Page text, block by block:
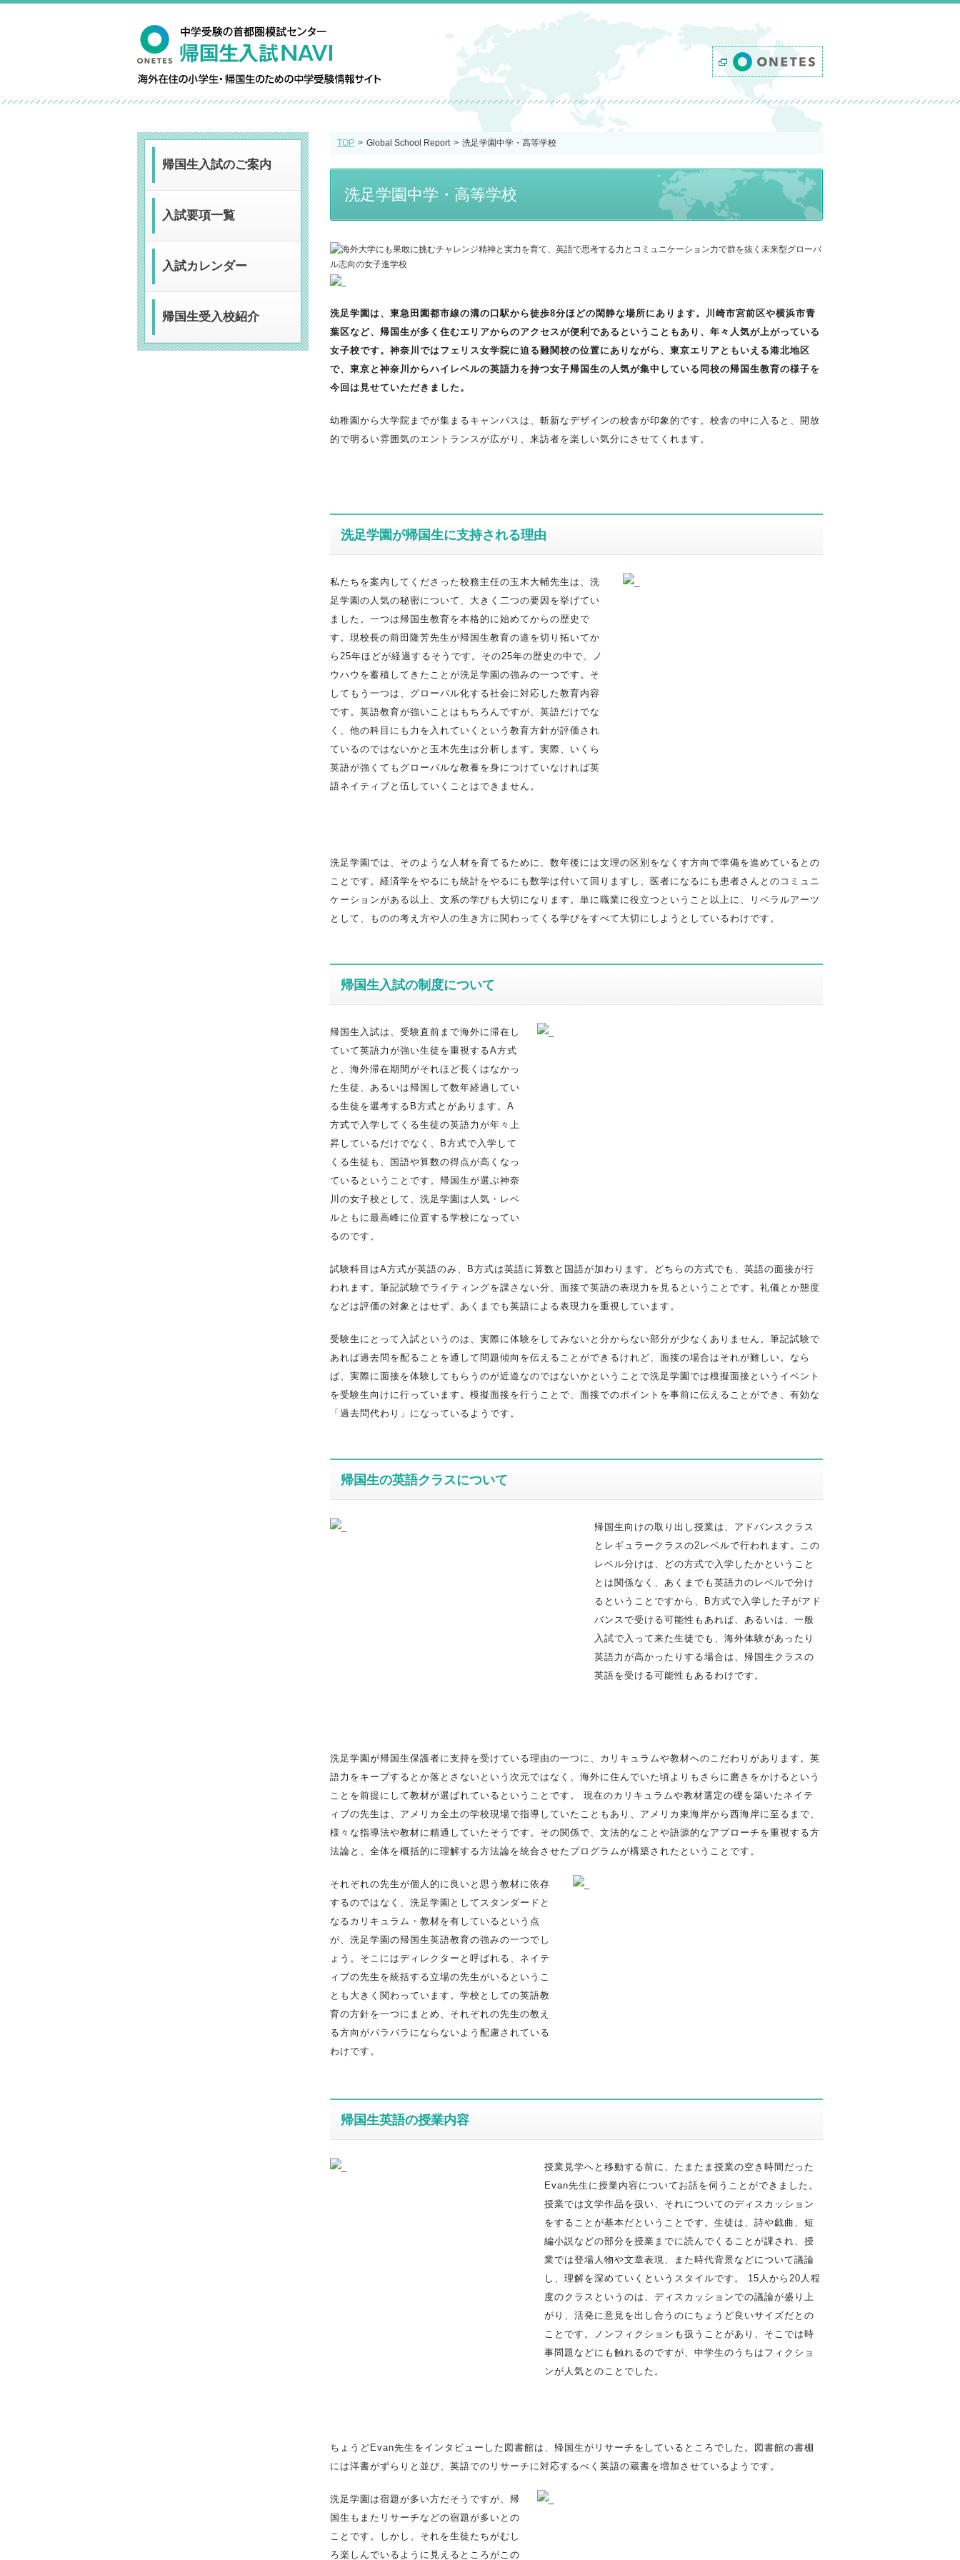
TOP Global School Report 洗足学園中学・高等学校
洗足学園中学・高等学校
洗足学園は、東急田園都市線の溝の口駅から徒歩8分ほどの閑静な場所にあります。川崎市宮前区や横浜市青
葉区など、帰国生が多く住むエリアからのアクセスが便利であるということもあり、年々人気が上がっている
女子校です。神奈川ではフェリス女学院に迫る難関校の位置にありながら、東京エリアともいえる港北地区
で、東京と神奈川からハイレベルの英語力を持つ女子帰国生の人気が集中している同校の帰国生教育の様子を
今回は見せていただきました。
幼稚園から大学院までが集まるキャンパスは、斬新なデザインの校舎が印象的です。校舎の中に入ると、開放
的で明るい雰囲気のエントランスが広がり、来訪者を楽しい気分にさせてくれます。
洗足学園が帰国生に支持される理由
私たちを案内してくださった校務主任の玉木大輔先生は、洗
足学園の人気の秘密について、大きく二つの要因を挙げてい
ました。一つは帰国生教育を本格的に始めてからの歴史で
す。現校長の前田隆芳先生が帰国生教育の道を切り拓いてか
ら25年ほどが経過するそうです。その25年の歴史の中で、ノ
ウハウを蓄積してきたことが洗足学園の強みの一つです。そ
してもう一つは、グローバル化する社会に対応した教育内容
です。英語教育が強いことはもちろんですが、英語だけでな
く、他の科目にも力を入れていくという教育方針が評価され
ているのではないかと玉木先生は分析します。実際、いくら
英語が強くてもグローバルな教養を身につけていなければ英
語ネイティブと伍していくことはできません。
洗足学園では、そのような人材を育てるために、数年後には文理の区別をなくす方向で準備を進めているとの
ことです。経済学をやるにも統計をやるにも数学は付いて回りますし、医者になるにも患者さんとのコミュニ
ケーションがある以上、文系の学びも大切になります。単に職業に役立つということ以上に、リベラルアーツ
として、ものの考え方や人の生き方に関わってくる学びをすべて大切にしようとしているわけです。
帰国生入試の制度について
帰国生入試は、受験直前まで海外に滞在し
ていて英語力が強い生徒を重視するA方式
と、海外滞在期間がそれほど長くはなかっ
た生徒、あるいは帰国して数年経過してい
る生徒を選考するB方式とがあります。A
方式で入学してくる生徒の英語力が年々上
昇しているだけでなく、B方式で入学して
くる生徒も、国語や算数の得点が高くなっ
ているということです。帰国生が選ぶ神奈
川の女子校として、洗足学園は人気・レベ
ルともに最高峰に位置する学校になってい
るのです。
試験科目はA方式が英語のみ、B方式は英語に算数と国語が加わります。どちらの方式でも、英語の面接が行
われます。筆記試験でライティングを課さない分、面接で英語の表現力を見るということです。礼儀とか態度
などは評価の対象とはせず、あくまでも英語による表現力を重視しています。
受験生にとって入試というのは、実際に体験をしてみないと分からない部分が少なくありません。筆記試験で
あれば過去問を配ることを通して問題傾向を伝えることができるけれど、面接の場合はそれが難しい。なら
ば、実際に面接を体験してもらうのが近道なのではないかということで洗足学園では模擬面接というイベント
を受験生向けに行っています。模擬面接を行うことで、面接でのポイントを事前に伝えることができ、有効な
「過去問代わり」になっているようです。
帰国生の英語クラスについて
帰国生向けの取り出し授業は、アドバンスクラス
とレギュラークラスの2レベルで行われます。この
レベル分けは、どの方式で入学したかということ
とは関係なく、あくまでも英語力のレベルで分け
るということですから、B方式で入学した子がアド
バンスで受ける可能性もあれば、あるいは、一般
入試で入って来た生徒でも、海外体験があったり
英語力が高かったりする場合は、帰国生クラスの
英語を受ける可能性もあるわけです。
洗足学園が帰国生保護者に支持を受けている理由の一つに、カリキュラムや教材へのこだわりがあります。英
語力をキープするとか落とさないという次元ではなく、海外に住んでいた頃よりもさらに磨きをかけるという
ことを前提にして教材が選ばれているということです。 現在のカリキュラムや教材選定の礎を築いたネイテ
ィブの先生は、アメリカ全土の学校現場で指導していたこともあり、アメリカ東海岸から西海岸に至るまで、
様々な指導法や教材に精通していたそうです。その関係で、文法的なことや語源的なアプローチを重視する方
法論と、全体を概括的に理解する方法論を統合させたプログラムが構築されたということです。
それぞれの先生が個人的に良いと思う教材に依存
するのではなく、洗足学園としてスタンダードと
なるカリキュラム・教材を有しているという点
が、洗足学園の帰国生英語教育の強みの一つでし
ょう。そこにはディレクターと呼ばれる、ネイテ
ィブの先生を統括する立場の先生がいるというこ
とも大きく関わっています。学校としての英語教
育の方針を一つにまとめ、それぞれの先生の教え
る方向がバラバラにならないよう配慮されている
わけです。
帰国生英語の授業内容
授業見学へと移動する前に、たまたま授業の空き時間だった
Evan先生に授業内容についてお話を伺うことができました。
授業では文学作品を扱い、それについてのディスカッション
をすることが基本だということです。生徒は、詩や戯曲、短
編小説などの部分を授業までに読んでくることが課され、授
業では登場人物や文章表現、また時代背景などについて議論
し、理解を深めていくというスタイルです。 15人から20人程
度のクラスというのは、ディスカッションでの議論が盛り上
がり、活発に意見を出し合うのにちょうど良いサイズだとの
ことです。ノンフィクションも扱うことがあり、そこでは時
事問題などにも触れるのですが、中学生のうちはフィクショ
ンが人気とのことでした。
ちょうどEvan先生をインタビューした図書館は、帰国生がリサーチをしているところでした。図書館の書棚
には洋書がずらりと並び、英語でのリサーチに対応するべく英語の蔵書を増加させているようです。
洗足学園は宿題が多い方だそうですが、帰
国生もまたリサーチなどの宿題が多いとの
ことです。しかし、それを生徒たちがむし
ろ楽しんでいるように見えるところがこの
帰国生入試のご案内
入試要項一覧
入試カレンダー
帰国生受入校紹介